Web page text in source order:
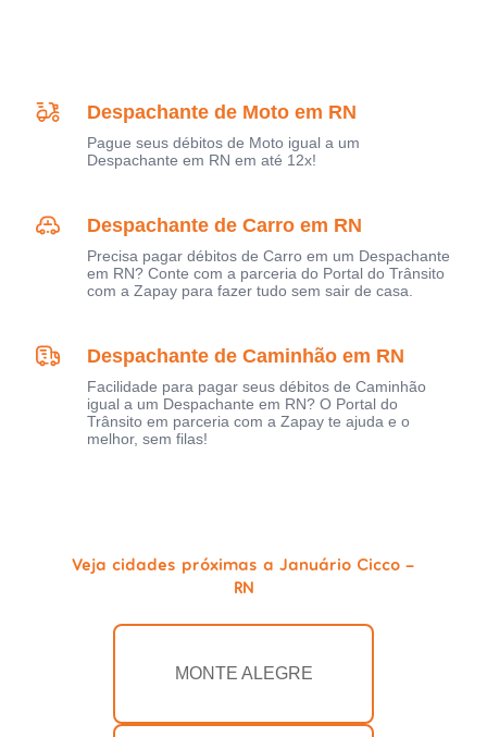
Despachante de Moto em RN
Pague seus débitos de Moto igual a um
Despachante em RN em até 12x!
Despachante de Carro em RN
Precisa pagar débitos de Carro em um Despachante
em RN? Conte com a parceria do Portal do Trânsito
com a Zapay para fazer tudo sem sair de casa.
Despachante de Caminhão em RN
Facilidade para pagar seus débitos de Caminhão
igual a um Despachante em RN? O Portal do
Trânsito em parceria com a Zapay te ajuda e o
melhor, sem filas!
Veja cidades próximas a Januário Cicco -
RN
MONTE ALEGRE